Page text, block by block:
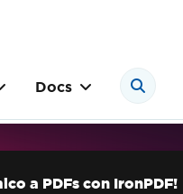
Docs
a PDFs con IronPDF!